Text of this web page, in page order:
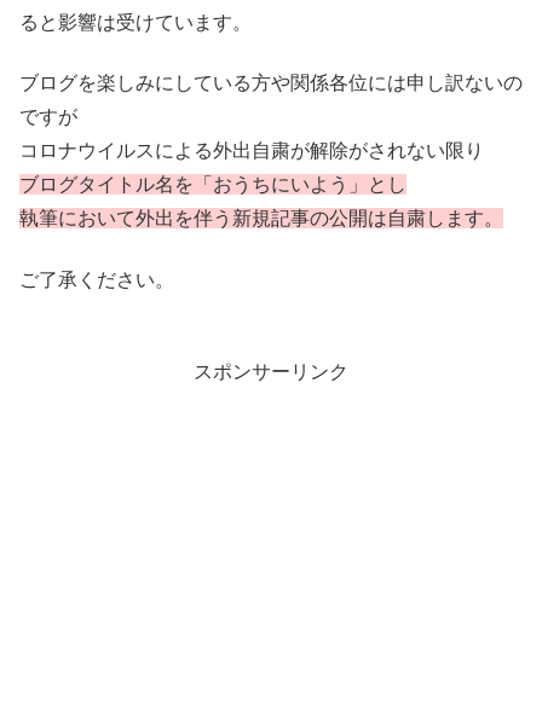
ると影響は受けています。
ブログを楽しみにしている方や関係各位には申し訳ないの
ですが
コロナウイルスによる外出自粛が解除がされない限り
ブログタイトル名を「おうちにいよう」とし
執筆において外出を伴う新規記事の公開は自粛します。
ご了承ください。
スポンサーリンク